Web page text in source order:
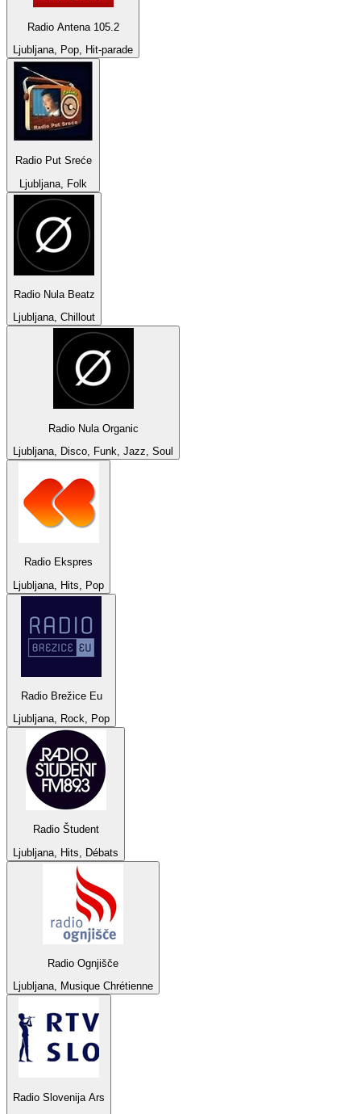
Radio Antena 105.2
Ljubljana, Pop, Hit-parade
Radio Put Sreće
Ljubljana, Folk
Radio Nula Beatz
Ljubljana, Chillout
Radio Nula Organic
Ljubljana, Disco, Funk, Jazz, Soul
Radio Ekspres
Ljubljana, Hits, Pop
Radio Brežice Eu
Ljubljana, Rock, Pop
Radio Študent
Ljubljana, Hits, Débats
Radio Ognjišče
Ljubljana, Musique Chrétienne
Radio Slovenija Ars